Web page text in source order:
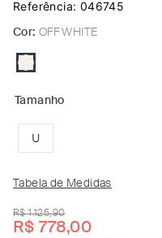
Referência: 046745
Cor: OFF WHITE
Tamanho
U
Tabela de Medidas
R$ 1.125,90
R$ 778,00